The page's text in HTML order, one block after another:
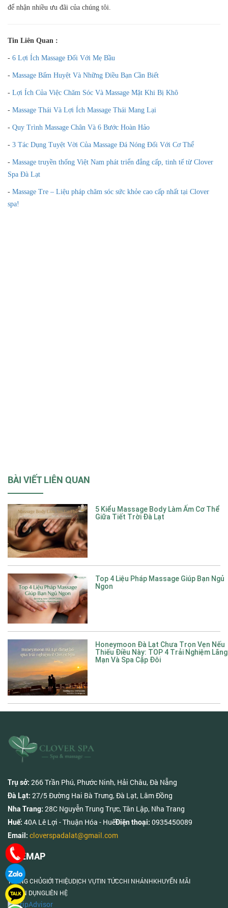
để nhận nhiều ưu đãi của chúng tôi.
Tin Liên Quan :
- 6 Lợi Ích Massage Đối Với Mẹ Bầu
- Massage Bấm Huyệt Và Những Điều Bạn Cần Biết
- Lợi Ích Của Việc Chăm Sóc Và Massage Mặt Khi Bị Khô
- Massage Thái Và Lợi Ích Massage Thái Mang Lại
- Quy Trình Massage Chân Và 6 Bước Hoàn Hảo
- 3 Tác Dụng Tuyệt Vời Của Massage Đá Nóng Đối Với Cơ Thể
- Massage truyền thống Việt Nam phát triển đẳng cấp, tinh tế từ Clover
Spa Đà Lạt
- Massage Tre – Liệu pháp chăm sóc sức khỏe cao cấp nhất tại Clover
spa!
BÀI VIẾT LIÊN QUAN
5 Kiểu Massage Body Làm Ấm Cơ Thể
Giữa Tiết Trời Đà Lạt
Top 4 Liệu Pháp Massage Giúp Bạn Ngủ
Ngon
Honeymoon Đà Lạt Chưa Trọn Vẹn Nếu
Thiếu Điều Này: TOP 4 Trải Nghiệm Lãng
Mạn Và Spa Cặp Đôi
Trụ sở: 266 Trần Phú, Phước Ninh, Hải Châu, Đà Nẵng
Đà Lạt: 27/5 Đường Hai Bà Trưng, Đà Lạt, Lâm Đồng
Nha Trang: 28C Nguyễn Trung Trực, Tân Lập, Nha Trang
Huế: 40A Lê Lợi - Thuận Hóa - HuếĐiện thoại: 0935450089
Email: cloverspadalat@gmail.com
SITEMAP
TRANG CHỦGIỚI THIỆUDỊCH VỤTIN TỨCCHI NHÁNHKHUYẾN MÃI
TUYỂN DỤNGLIÊN HỆ